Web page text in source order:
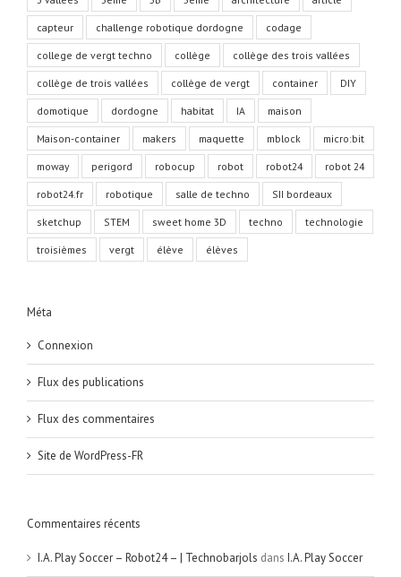
capteur challenge robotique dordogne codage
college de vergt techno collège collège des trois vallées
collège de trois vallées collège de vergt container DIY
domotique dordogne habitat IA maison
Maison-container makers maquette mblock micro:bit
moway perigord robocup robot robot24 robot 24
robot24.fr robotique salle de techno SII bordeaux
sketchup STEM sweet home 3D techno technologie
troisièmes vergt élève élèves
Méta
Connexion
Flux des publications
Flux des commentaires
Site de WordPress-FR
Commentaires récents
I.A. Play Soccer – Robot24 – | Technobarjols dans I.A. Play Soccer